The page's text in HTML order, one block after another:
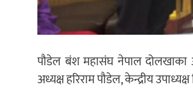
पौडेल बंश महासंघ नेपाल दोलखाका
अध्यक्ष हरिराम पौडेल, केन्द्रीय